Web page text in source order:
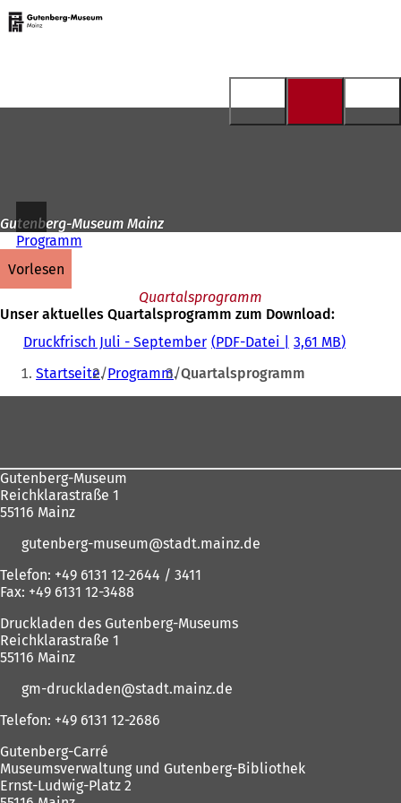
Inhalt anspringen
Zur
Startseite
Gutenberg-Museum Mainz
Programm
vorlesen
Quartalsprogramm
Unser aktuelles Quartalsprogramm zum Download:
Druckfrisch Juli - September PDF-Datei 3,61 MB
Sie
befinden
Startseite Programm Quartalsprogramm
Gutenberg-Museum
Reichklarastraße 1
55116 Mainz
gutenberg-museum
stadt.mainz de
Telefon: +49 6131 12-2644 / 3411
Fax: +49 6131 12-3488
Druckladen des Gutenberg-Museums
Reichklarastraße 1
55116 Mainz
gm-druckladen
stadt.mainz de
Telefon: +49 6131 12-2686
Gutenberg-Carré
Museumsverwaltung und Gutenberg-Bibliothek
Ernst-Ludwig-Platz 2